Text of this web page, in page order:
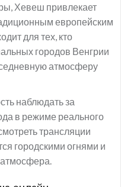
Хевеш привлекает
европейским
для тех, кто
городов Венгрии
атмосферу
наблюдать за
в режиме реального
трансляции
городскими огнями и